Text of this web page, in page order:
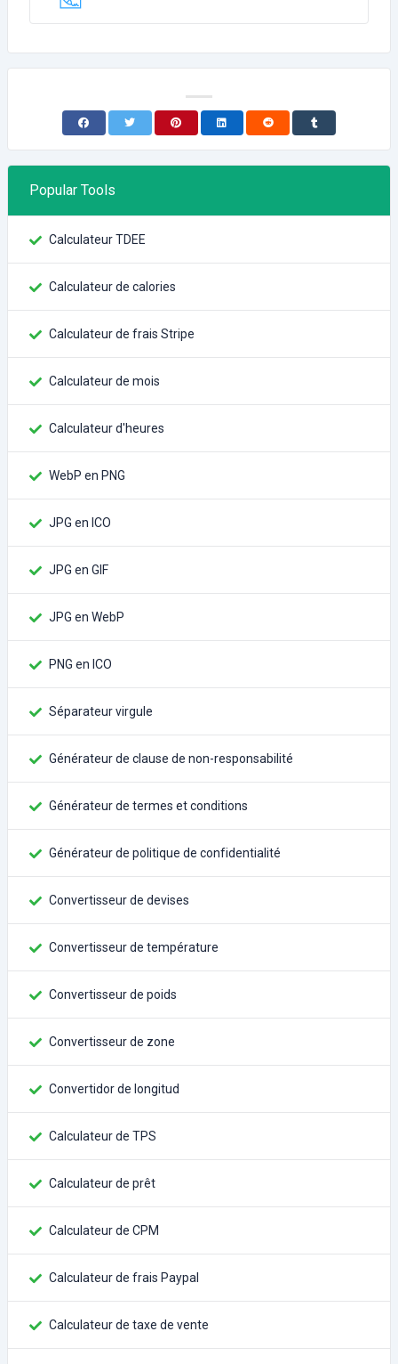
Popular Tools
Calculateur TDEE
Calculateur de calories
Calculateur de frais Stripe
Calculateur de mois
Calculateur d'heures
WebP en PNG
JPG en ICO
JPG en GIF
JPG en WebP
PNG en ICO
Séparateur virgule
Générateur de clause de non-responsabilité
Générateur de termes et conditions
Générateur de politique de confidentialité
Convertisseur de devises
Convertisseur de température
Convertisseur de poids
Convertisseur de zone
Convertidor de longitud
Calculateur de TPS
Calculateur de prêt
Calculateur de CPM
Calculateur de frais Paypal
Calculateur de taxe de vente